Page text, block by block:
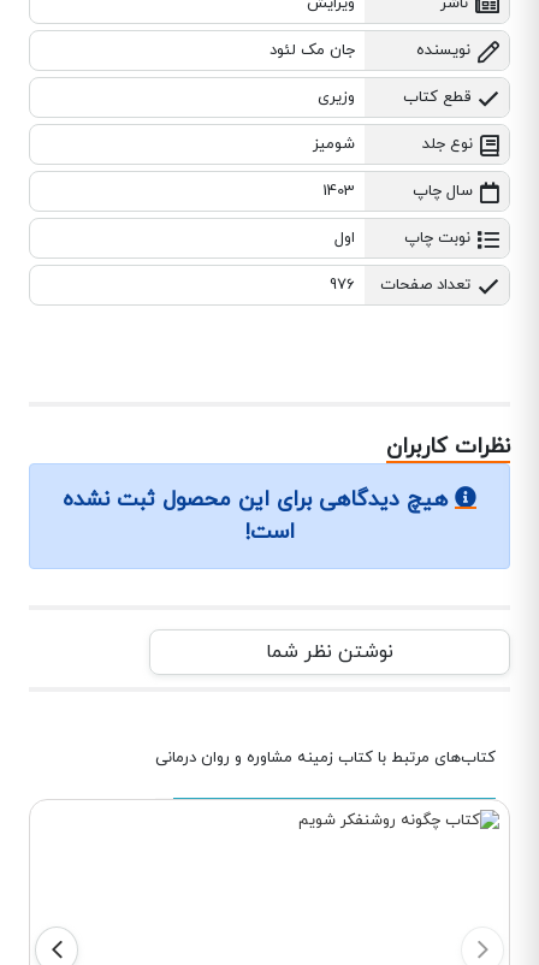
نویسنده جان مک لئود
قطع کتاب وزیری
نوع جلد شومیز
سال چاپ 1403
نوبت چاپ اول
تعداد صفحات 976
نظرات کاربران
هیچ دیدگاهی برای این محصول ثبت نشده
است!
نوشتن نظر شما
کتاب‌های مرتبط با کتاب زمینه مشاوره و روان درمانی